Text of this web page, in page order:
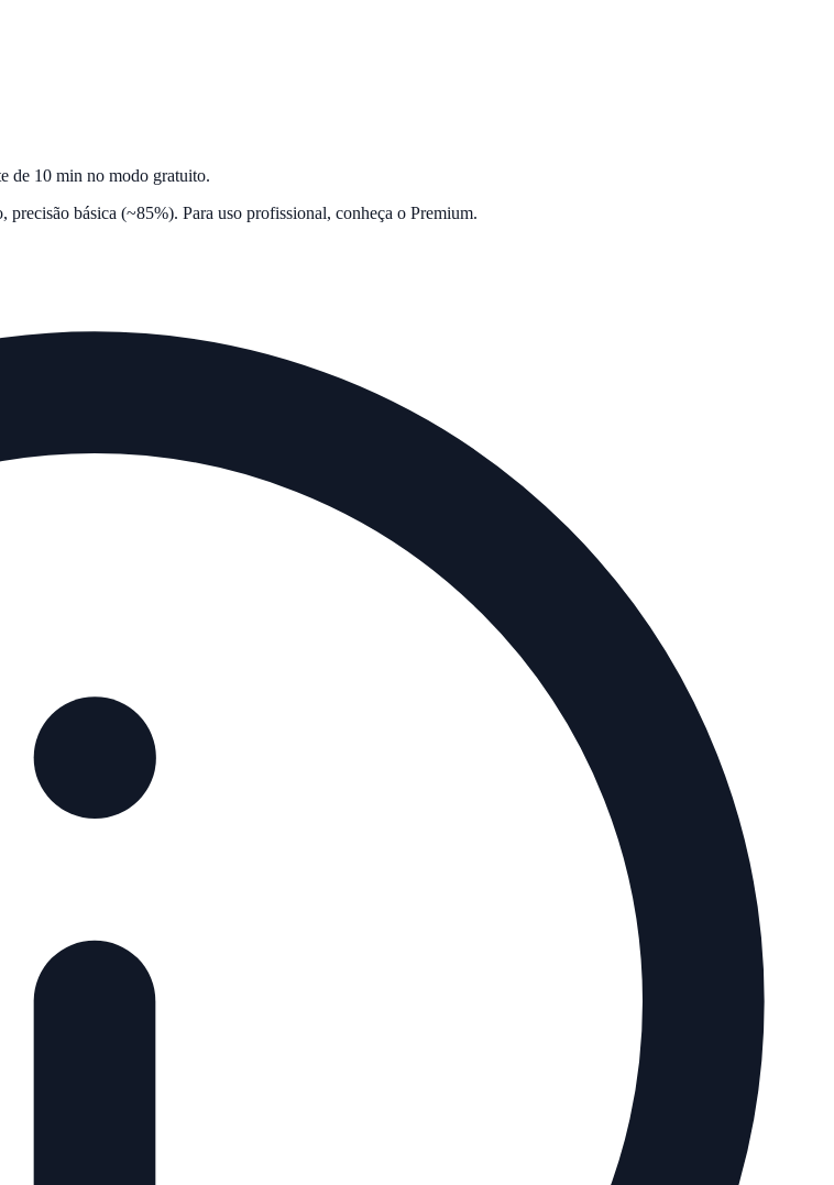
de 10 min no modo gratuito.
básica (~85%). Para uso profissional, conheça o Premium.